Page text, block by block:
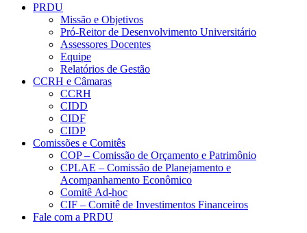
PRDU
Missão e Objetivos
Pró-Reitor de Desenvolvimento Universitário
Assessores Docentes
Equipe
Relatórios de Gestão
CCRH e Câmaras
CCRH
CIDD
CIDF
CIDP
Comissões e Comitês
COP – Comissão de Orçamento e Patrimônio
CPLAE – Comissão de Planejamento e
Acompanhamento Econômico
Comitê Ad-hoc
CIF – Comitê de Investimentos Financeiros
Fale com a PRDU